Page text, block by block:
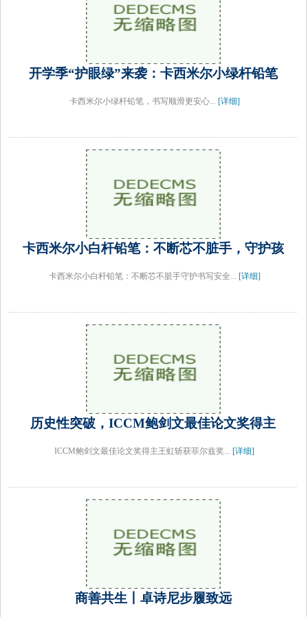
开学季“护眼绿”来袭：卡西米尔小绿杆铅笔
卡西米尔小绿杆铅笔，书写顺滑更安心... [详细]
卡西米尔小白杆铅笔：不断芯不脏手，守护孩
卡西米尔小白杆铅笔：不断芯不脏手守护书写安全... [详细]
历史性突破，ICCM鲍剑文最佳论文奖得主
ICCM鲍剑文最佳论文奖得主王虹斩获菲尔兹奖... [详细]
商善共生丨卓诗尼步履致远